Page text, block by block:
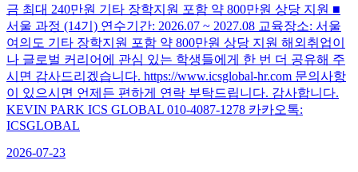
금 최대 240만원 기타 장학지원 포함 약 800만원 상당 지원 ■
서울 과정 (14기) 연수기간: 2026.07 ~ 2027.08 교육장소: 서울
여의도 기타 장학지원 포함 약 800만원 상당 지원 해외취업이
나 글로벌 커리어에 관심 있는 학생들에게 한 번 더 공유해 주
시면 감사드리겠습니다. https://www.icsglobal-hr.com 문의사항
이 있으시면 언제든 편하게 연락 부탁드립니다. 감사합니다.
KEVIN PARK ICS GLOBAL 010-4087-1278 카카오톡:
ICSGLOBAL
2026-07-23